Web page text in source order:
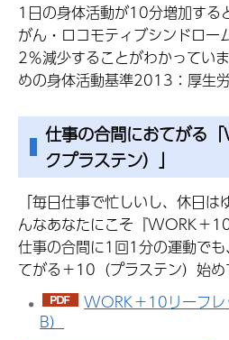
1日の身体活動が10分増加する
がん・ロコモティブシンドロー
2％減少することがわかってい
めの身体活動基準2013：厚生労
仕事の合間におてがる
クプラステン）」
「毎日仕事で忙しいし、休日
んなあなたにこそ『WORK＋
仕事の合間に1回1分の運動で
てがる＋10（プラステン）始め
WORK＋10リーフ
B）